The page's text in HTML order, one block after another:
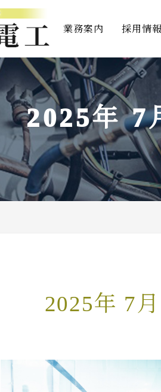
業務案内 採用情報
2025年 7
2025年 7月